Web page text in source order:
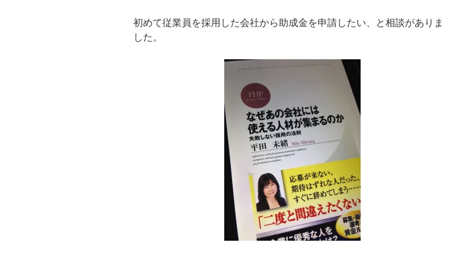
初めて従業員を採用した会社から助成金を申請したい、と相談がありま
した。